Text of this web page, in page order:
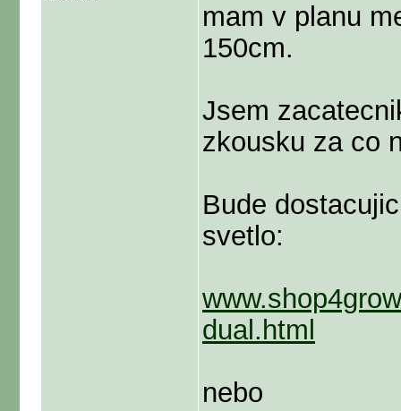
mam v planu
150cm.
Jsem
zkousku za co
Bude
svetlo:
dual.html
nebo